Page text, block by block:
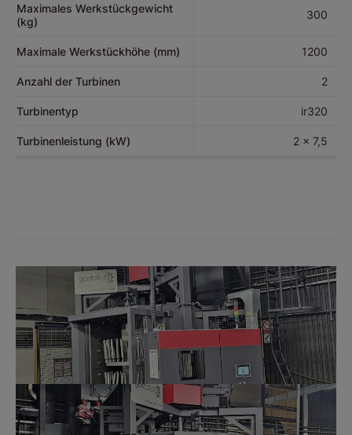
Maximales Werkstückgewicht
(kg)
300
Maximale Werkstückhöhe (mm) 1200
Anzahl der Turbinen 2
Turbinentyp ir320
Turbinenleistung (kW) 2 x 7,5